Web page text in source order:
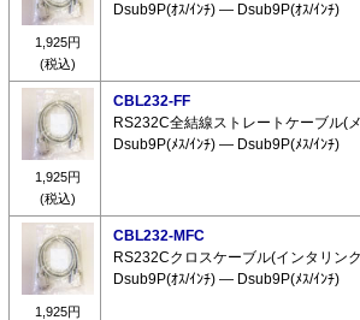
1,925円
(税込)
Dsub9P(ｵｽ/ｲﾝﾁ) ― Dsub9P(ｵｽ/ｲﾝﾁ)
1,925円
(税込)
CBL232-FF
RS232C全結線ストレートケーブル
Dsub9P(ﾒｽ/ｲﾝﾁ) ― Dsub9P(ﾒｽ/ｲﾝﾁ)
1,925円
CBL232-MFC
RS232Cクロスケーブル(インタリ
Dsub9P(ｵｽ/ｲﾝﾁ) ― Dsub9P(ﾒｽ/ｲﾝﾁ)